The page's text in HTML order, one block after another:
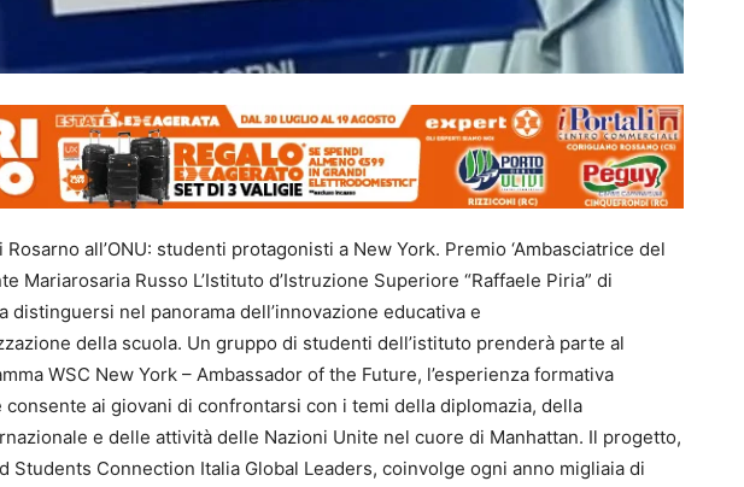
Rosarno all’ONU: studenti protagonisti a New York. Premio ‘Ambasciatrice del
Mariarosaria Russo L’Istituto d’Istruzione Superiore “Raffaele Piria” di
distinguersi nel panorama dell’innovazione educativa e
della scuola. Un gruppo di studenti dell’istituto prenderà parte al
WSC New York – Ambassador of the Future, l’esperienza formativa
consente ai giovani di confrontarsi con i temi della diplomazia, della
e delle attività delle Nazioni Unite nel cuore di Manhattan. Il progetto,
Students Connection Italia Global Leaders, coinvolge ogni anno migliaia di